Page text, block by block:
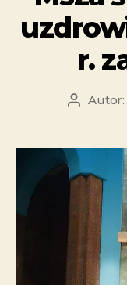
r.
Autor: